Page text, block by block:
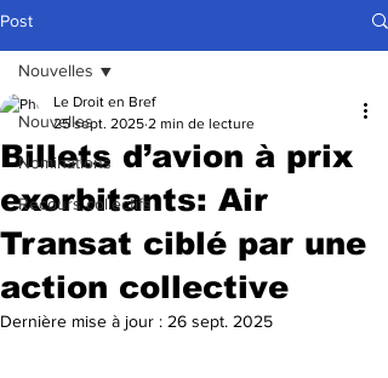
Post
Nouvelles
Nominations
Recours collectifs
Nouvelles
Billets d’avion à prix
exorbitants: Air
Transat ciblé par une
action collective
Le Droit en Bref
25 sept. 2025 2 min de lecture
Dernière mise à jour : 26 sept. 2025